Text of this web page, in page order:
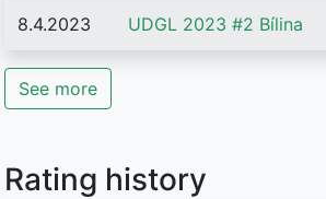
8.4.2023 UDGL 2023 #2 Bílina
See more
Rating history